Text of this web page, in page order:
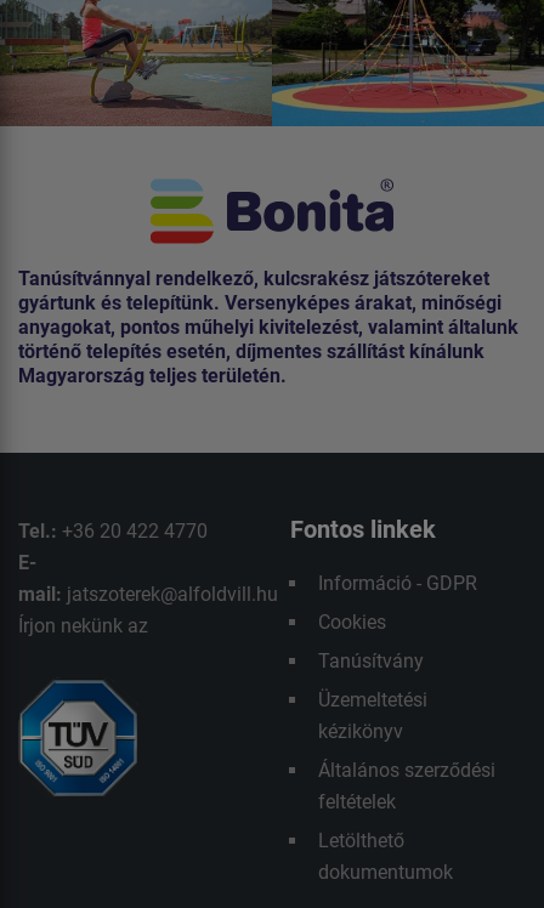
Tanúsítvánnyal rendelkező, kulcsrakész játszótereket
gyártunk és telepítünk. Versenyképes árakat, minőségi
anyagokat, pontos műhelyi kivitelezést, valamint általunk
történő telepítés esetén, díjmentes szállítást kínálunk
Magyarország teljes területén.
Tel.: +36 20 422 4770
E-
mail: jatszoterek@alfoldvill.hu
Írjon nekünk az
Fontos linkek
Információ - GDPR
Cookies
Tanúsítvány
Üzemeltetési
kézikönyv
Általános szerződési
feltételek
Letölthető
dokumentumok